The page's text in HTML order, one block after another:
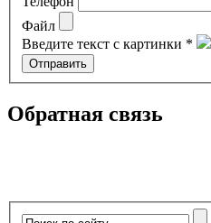
Файл
Введите текст с картинки *
Обратная связь